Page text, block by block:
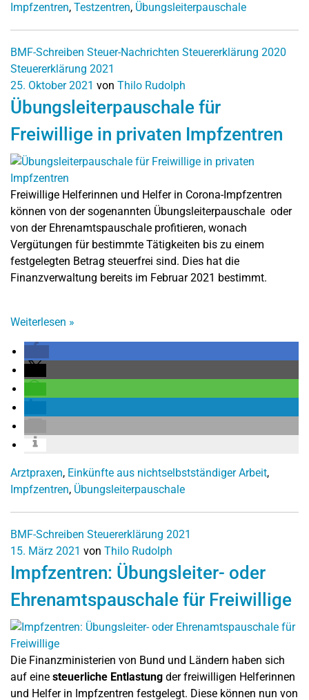
Impfzentren, Testzentren, Übungsleiterpauschale
BMF-Schreiben Steuer-Nachrichten Steuererklärung 2020
Steuererklärung 2021
25. Oktober 2021 von Thilo Rudolph
Übungsleiterpauschale für
Freiwillige in privaten Impfzentren
Freiwillige Helferinnen und Helfer in Corona-Impfzentren
können von der sogenannten Übungsleiterpauschale oder
von der Ehrenamtspauschale profitieren, wonach
Vergütungen für bestimmte Tätigkeiten bis zu einem
festgelegten Betrag steuerfrei sind. Dies hat die
Finanzverwaltung bereits im Februar 2021 bestimmt.
Weiterlesen »
Arztpraxen, Einkünfte aus nichtselbstständiger Arbeit,
Impfzentren, Übungsleiterpauschale
BMF-Schreiben Steuererklärung 2021
15. März 2021 von Thilo Rudolph
Impfzentren: Übungsleiter- oder
Ehrenamtspauschale für Freiwillige
Die Finanzministerien von Bund und Ländern haben sich
auf eine steuerliche Entlastung der freiwilligen Helferinnen
und Helfer in Impfzentren festgelegt. Diese können nun von